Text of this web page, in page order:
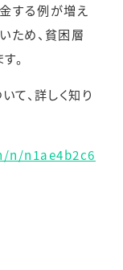
する例が増え
ため、貧困層
。
て、詳しく知り
n1ae4b2c6